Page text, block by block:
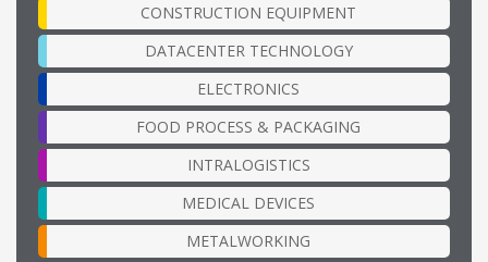
CONSTRUCTION EQUIPMENT
DATACENTER TECHNOLOGY
ELECTRONICS
FOOD PROCESS & PACKAGING
INTRALOGISTICS
MEDICAL DEVICES
METALWORKING